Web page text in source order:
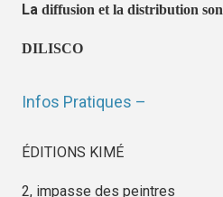
La diffusion et la distribution
DILISCO
Infos Pratiques –
ÉDITIONS KIMÉ
2, impasse des peintres